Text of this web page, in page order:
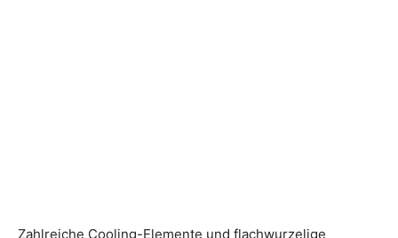
Zahlreiche Cooling-Elemente und flachwurzelige